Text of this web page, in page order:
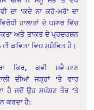
ਦਾ ‘ਕਦੇ ਨਾ ਕਹੋ-ਮਰੋ’ ਦਾ
ਹਾਲਾਤਾਂ ਦੇ ਪਸਾਰ ਵਿੱਚ
ਅਤੇ ਤਾਕਤ ਦੇ ਪ੍ਰਦਰਸ਼ਨ
ਕਵਿਤਾ ਵਿਚ ਸੁਸ਼ੋਭਿਤ ਹੈ।
ਫਿਰ, ਕਵੀ ਸਵੈ-ਮਾਣ
ਦੀਆਂ ਜੜ੍ਹਾਂ ‘ਤੇ ਵਾਰ
ਹੈ ਜਦੋਂ ਉਹ ਸਪੱਸ਼ਟ ਤੌਰ ‘ਤੇ
ਕਰਦਾ ਹੈ: